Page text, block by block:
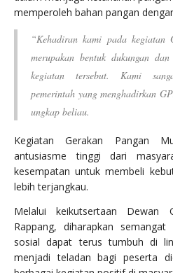
memperoleh bahan pangan
“Kehadiran kami pada kegiatan
merupakan bentuk dukungan
kegiatan tersebut. Kami
pemerintah yang menghadirkan
ungkap beliau.
Kegiatan Gerakan Pangan
antusiasme tinggi dari
kesempatan untuk membeli
lebih terjangkau.
Melalui keikutsertaan Dewan
Rappang, diharapkan
sosial dapat terus tumbuh di
menjadi teladan bagi peserta